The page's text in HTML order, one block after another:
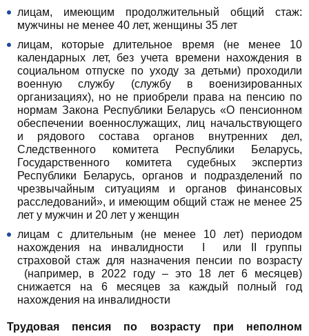
лицам, имеющим продолжительный общий стаж:
мужчины не менее 40 лет, женщины 35 лет
лицам, которые длительное время (не менее 10
календарных лет, без учета времени нахождения в
социальном отпуске по уходу за детьми) проходили
военную службу (службу в военизированных
организациях), но не приобрели права на пенсию по
нормам Закона Республики Беларусь «О пенсионном
обеспечении военнослужащих, лиц начальствующего
и рядового состава органов внутренних дел,
Следственного комитета Республики Беларусь,
Государственного комитета судебных экспертиз
Республики Беларусь, органов и подразделений по
чрезвычайным ситуациям и органов финансовых
расследований», и имеющим общий стаж не менее 25
лет у мужчин и 20 лет у женщин
лицам с длительным (не менее 10 лет) периодом
нахождения на инвалидности I или II группы
страховой стаж для назначения пенсии по возрасту
(например, в 2022 году – это 18 лет 6 месяцев)
снижается на 6 месяцев за каждый полный год
нахождения на инвалидности
Трудовая пенсия по возрасту при неполном